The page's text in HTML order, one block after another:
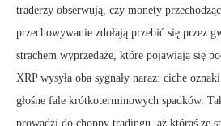
traderzy obserwują, czy monety
przechowywanie zdołają przebić się przez
strachem wyprzedaże, które pojawiają się
XRP wysyła oba sygnały naraz: ciche
głośne fale krótkoterminowych spadków.
prowadzi do choppy tradingu, aż któraś ze